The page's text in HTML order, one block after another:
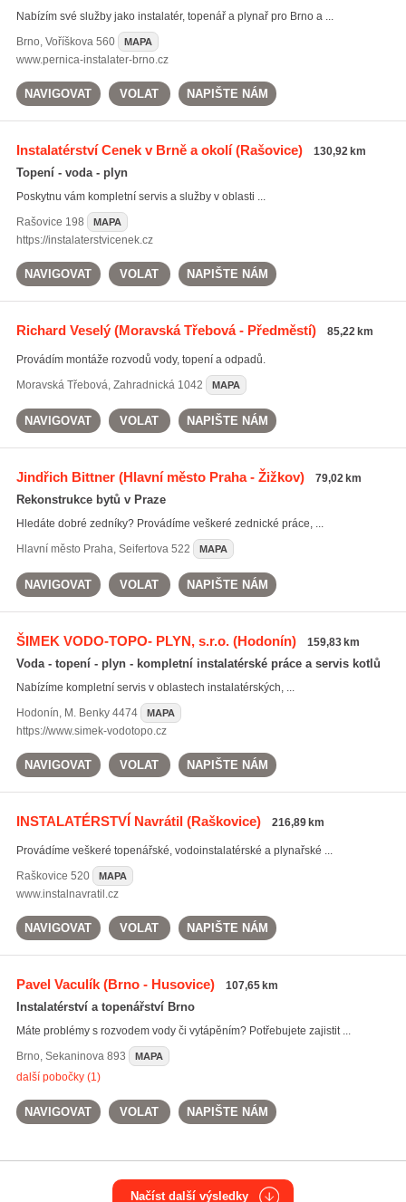
Nabízím své služby jako instalatér, topenář a plynař pro Brno a ...
Brno, Voříškova 560 MAPA
www.pernica-instalater-brno.cz
NAVIGOVAT VOLAT NAPIŠTE NÁM
Instalatérství Cenek v Brně a okolí(Rašovice) 130,92 km
Topení - voda - plyn
Poskytnu vám kompletní servis a služby v oblasti ...
Rašovice 198 MAPA
https://instalaterstvicenek.cz
NAVIGOVAT VOLAT NAPIŠTE NÁM
Richard Veselý(Moravská Třebová - Předměstí) 85,22 km
Provádím montáže rozvodů vody, topení a odpadů.
Moravská Třebová, Zahradnická 1042 MAPA
NAVIGOVAT VOLAT NAPIŠTE NÁM
Jindřich Bittner(Hlavní město Praha - Žižkov) 79,02 km
Rekonstrukce bytů v Praze
Hledáte dobré zedníky? Provádíme veškeré zednické práce, ...
Hlavní město Praha, Seifertova 522 MAPA
NAVIGOVAT VOLAT NAPIŠTE NÁM
ŠIMEK VODO-TOPO- PLYN, s.r.o.(Hodonín) 159,83 km
Voda - topení - plyn - kompletní instalatérské práce a servis kotlů
Nabízíme kompletní servis v oblastech instalatérských, ...
Hodonín, M. Benky 4474 MAPA
https://www.simek-vodotopo.cz
NAVIGOVAT VOLAT NAPIŠTE NÁM
INSTALATÉRSTVÍ Navrátil(Raškovice) 216,89 km
Provádíme veškeré topenářské, vodoinstalatérské a plynařské ...
Raškovice 520 MAPA
www.instalnavratil.cz
NAVIGOVAT VOLAT NAPIŠTE NÁM
Pavel Vaculík(Brno - Husovice) 107,65 km
Instalatérství a topenářství Brno
Máte problémy s rozvodem vody či vytápěním? Potřebujete zajistit ...
Brno, Sekaninova 893 MAPA
další pobočky (1)
NAVIGOVAT VOLAT NAPIŠTE NÁM
Načíst další výsledky